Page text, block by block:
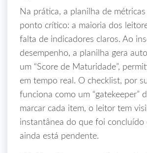
Na prática, a planilha de
ponto crítico: a maioria dos
falta de indicadores claros. Ao
desempenho, a planilha gera
um “Score de Maturidade”,
em tempo real. O checklist, por
funciona como um “gatekeeper”
marcar cada item, o leitor tem
instantânea do que foi concluído
ainda está pendente.